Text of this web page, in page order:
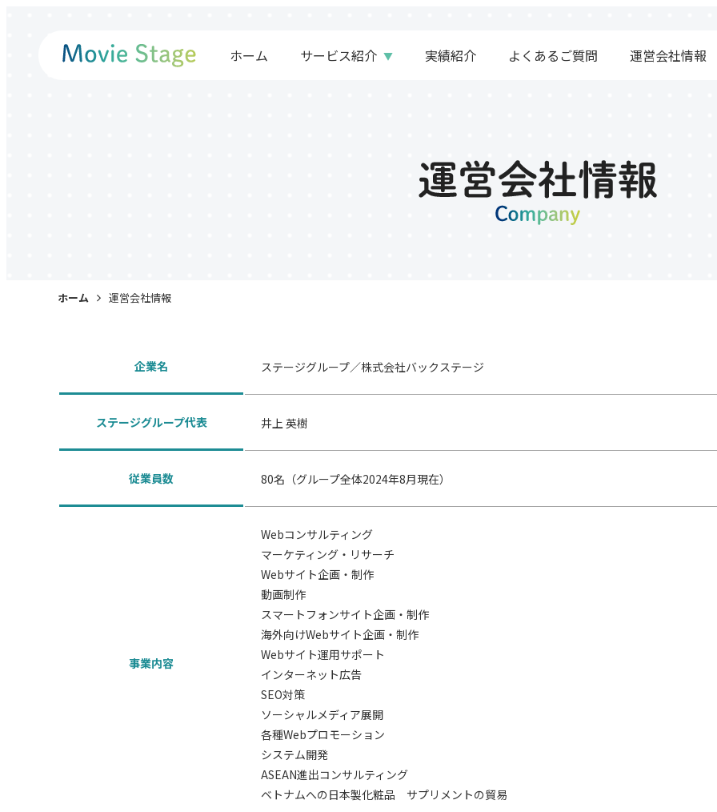
ホーム サービス紹介 実績紹介 よくあるご質問 運営会社情報
ホーム 運営会社情報
企業名 ステージグループ／株式会社バックステージ
ステージグループ代表 井上 英樹
従業員数 80名（グループ全体2024年8月現在）
事業内容
Webコンサルティング
マーケティング・リサーチ
Webサイト企画・制作
動画制作
スマートフォンサイト企画・制作
海外向けWebサイト企画・制作
Webサイト運用サポート
インターネット広告
SEO対策
ソーシャルメディア展開
各種Webプロモーション
システム開発
ASEAN進出コンサルティング
ベトナムへの日本製化粧品 サプリメントの貿易